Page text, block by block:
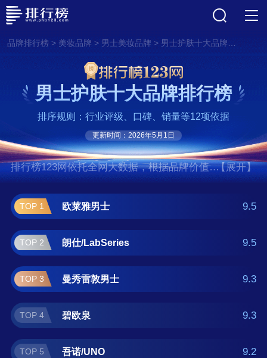
品牌排行榜> 美妆品牌 > 男士美妆品牌 > 男士护肤十大品牌排行榜
男士护肤十大品牌排行榜
排序规则：行业评级、口碑、销量等12项依据
更新时间：2026年5月1日
排行榜123网依托全网大数据，根据品牌价值、
口碑评价等多项指数评选出了男士护肤十大品
牌排行榜,前十名分别是欧莱雅男士、朗
仕/LabSeries、曼秀雷敦男士、碧欧泉、吾
诺/UNO、资生堂/Shiseido、SK-II、妮维雅男
士、倩碧/Clinique、科颜氏/Kiehl＇s。如果您
正在查找男士护肤什么牌子好？那么本男士护
肤十大品牌榜单可供您作为选购参考，我们致
力于用最真实的用户数据推荐口碑最好的男士
护肤品牌，让您选得放心。(榜单每月更新一次)
【展开】
TOP 1 欧莱雅男士 9.5
TOP 2 朗仕/LabSeries 9.5
TOP 3 曼秀雷敦男士 9.3
TOP 4 碧欧泉 9.3
TOP 5 吾诺/UNO 9.2